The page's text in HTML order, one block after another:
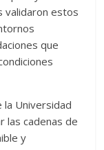
validaron estos
que
Universidad
las cadenas de
y